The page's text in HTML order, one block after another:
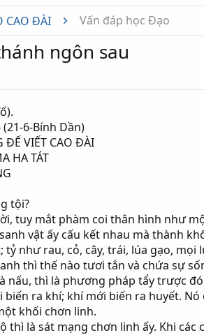
CAO ĐÀI Vấn đáp học Đạo
ngôn sau
6-Bính Dần)
ÐẾ VIẾT CAO ÐÀI
HA TÁT
tội?
tuy mắt phàm coi thân hình như
vật ấy cấu kết nhau mà thành
tỷ như rau, cỏ, cây, trái, lúa gạo,
thì thế nào tươi tắn và chứa sự
nấu, thì là phương pháp tẩy trược
biến ra khí; khí mới biến ra huyết.
khối chơn linh.
thì là sát mạng chơn linh ấy. Khi